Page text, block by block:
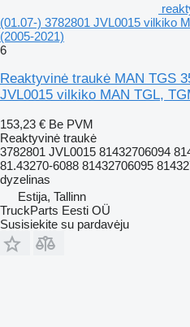
(01.07-) 3782801 JVL0015 vilkiko
(2005-2021)
6
Reaktyvinė traukė MAN TGS
JVL0015 vilkiko MAN TGL,
153,23 € Be PVM
Reaktyvinė traukė
3782801 JVL0015 81432706094
81.43270-6088 81432706095
dyzelinas
Estija, Tallinn
TruckParts Eesti OÜ
Susisiekite su pardavėju